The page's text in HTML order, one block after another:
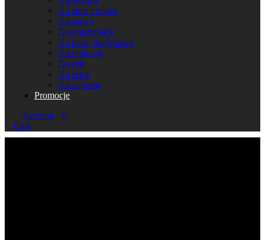
Na stres i relaks
Na stawy
Na regenerację
Na masę mięśniową
Na redukcję
Na sen
Na serce
Na wątrobę
Promocje
Account
0
Cart